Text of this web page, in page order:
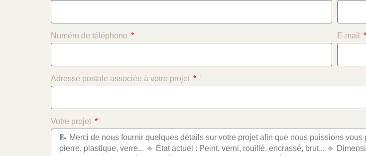
Numéro de téléphone E-mail
Adresse postale associée à votre projet
Votre projet